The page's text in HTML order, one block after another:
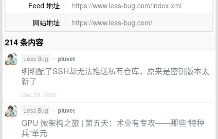
Feed 地址
https://www.less-bug.com/index.xml
网站地址
https://www.less-bug.com/
214 条内容
Less Bug • pluvet
明明配了SSH却无法推送私有仓库，原来是密钥版本太
新了
Dec 20, 2025
Less Bug
• pluvet
GPU 微架构之旅 | 第五天：术业有专攻——那些“特种
兵”单元